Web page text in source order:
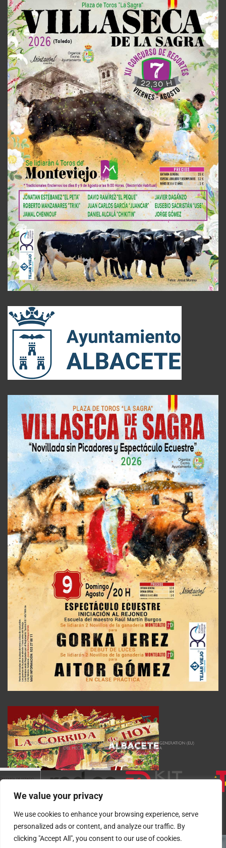
We value your privacy
We use cookies to enhance your browsing experience, serve
personalized ads or content, and analyze our traffic. By
clicking "Accept All", you consent to our use of cookies.